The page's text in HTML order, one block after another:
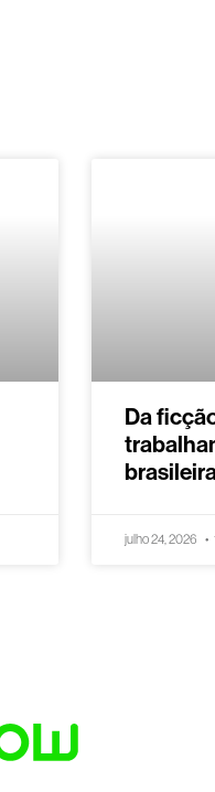
Da
julho 24, 2026